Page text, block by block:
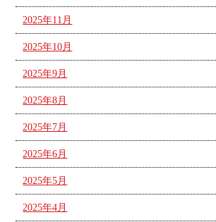
2025年11月
2025年10月
2025年9月
2025年8月
2025年7月
2025年6月
2025年5月
2025年4月